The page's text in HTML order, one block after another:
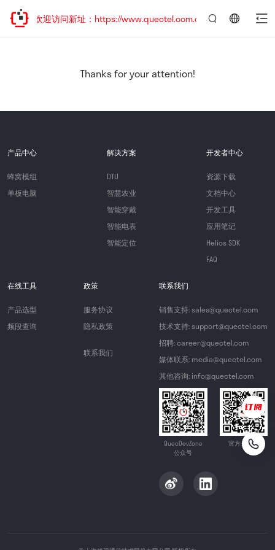
迁移，欢迎访问新址：https://www.quectel.com.cn
Thanks for your attention!
产品中心
蜂窝模组
单板电脑
解决方案
DTU
智慧农业
智能穿戴
智能电表
智能定位
开发者中心
资源下载
文档中心
开发工具
应用笔记
Helios SDK
FAQ
在线工具
产品选型
频段查询
政策
服务协议
隐私政策
联系我们
联系我们
销售支持: sales@quectel.com
技术支持: support@quectel.com
招聘: career@quectel.com
媒体联系: media@quectel.com
其他咨询: info@quectel.com
QuecDevZone
公众号
官方公众号